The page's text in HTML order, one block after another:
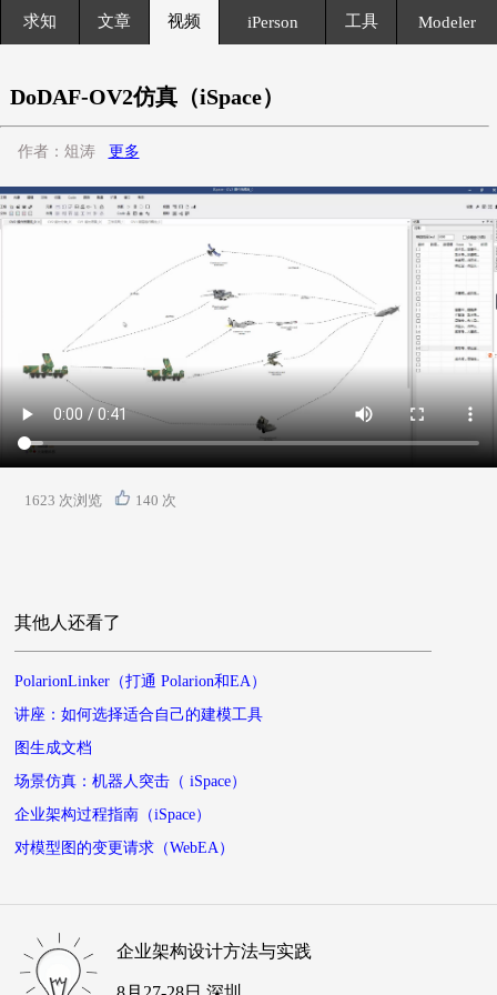
求知 文章 视频 iPerson 工具 Modeler
DoDAF-OV2仿真（iSpace）
作者：俎涛 更多
1623 次浏览 140 次
其他人还看了
PolarionLinker（打通 Polarion和EA）
讲座：如何选择适合自己的建模工具
图生成文档
场景仿真：机器人突击（ iSpace）
企业架构过程指南（iSpace）
对模型图的变更请求（WebEA）